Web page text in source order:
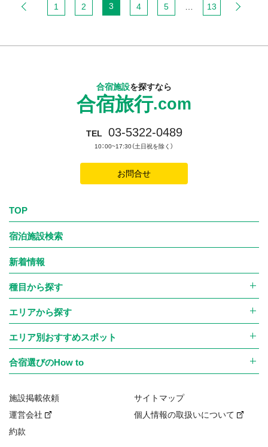
1 2 3 4 5 13
合宿施設を探すなら
合宿旅行.com
TEL 03-5322-0489
10：00~17:30（土日祝を除く）
お問合せ
TOP
宿泊施設検索
新着情報
種目から探す
エリアから探す
エリア別おすすめスポット
合宿選びのHow to
施設掲載依頼
サイトマップ
運営会社
個人情報の取扱いについて
約款